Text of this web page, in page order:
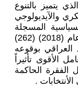
يتميز بالتنوع
والآيديولوجي
المسجلة
لدى مفوضية الأنتخابات في إنتخابات عام (2018) (262)
العراقي بوقوعه
الأقوى تأثيراً
الحاكمة
.